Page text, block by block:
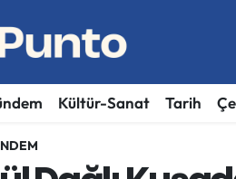
Kültür-Sanat Tarih